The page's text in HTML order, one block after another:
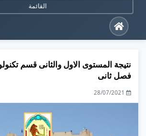
القائمة
نتيجة المستوى الاول والثانى قسم
فصل ثانى
28/07/2021